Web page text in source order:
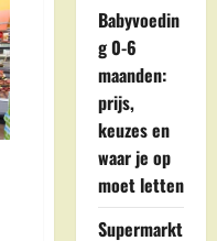
Babyvoedin
g 0-6
maanden:
prijs,
keuzes en
waar je op
moet letten
Supermarkt